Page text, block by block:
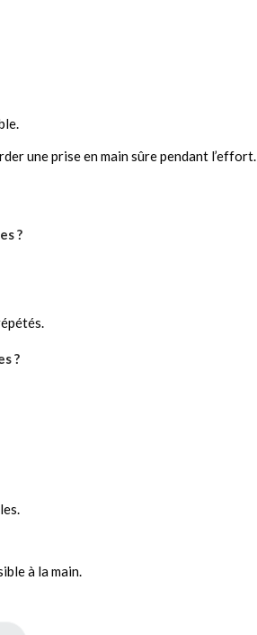
une prise en main sûre pendant l’effort.
?
?
à la main.